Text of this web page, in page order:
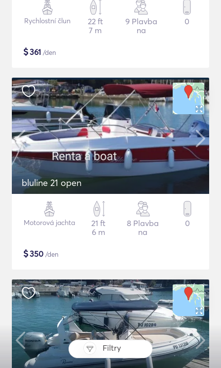
Filtry
Rychlostní člun
22 ft
7 m
9 Plavba
na
0
$361 /den
bluline 21 open
Motorová jachta
21 ft
6 m
8 Plavba
na
0
$350 /den